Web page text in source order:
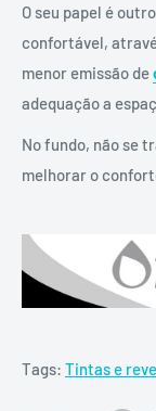
O seu papel é
confortável,
menor emissão de
adequação a
No fundo, não se
melhorar o
Tags: Tintas e